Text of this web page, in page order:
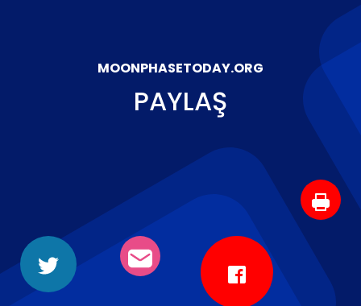
MOONPHASETODAY.ORG
PAYLAŞ